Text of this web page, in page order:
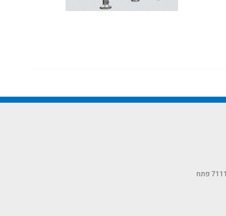
כתובתנו: רחוב הסיבים 11, ת.ד 7111 פתח